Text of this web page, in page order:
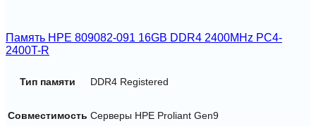
Память HPE 809082-091 16GB DDR4 2400MHz PC4-
2400T-R
Тип памяти DDR4 Registered
Совместимость Серверы HPE Proliant Gen9